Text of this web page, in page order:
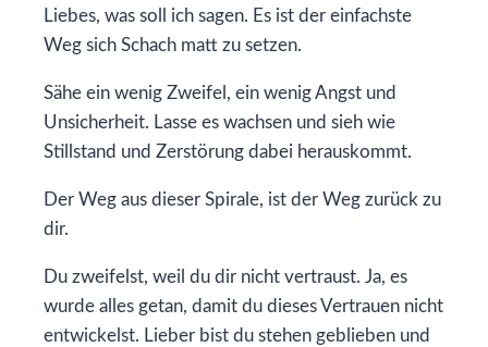
Liebes, was soll ich sagen. Es ist der einfachste
Weg sich Schach matt zu setzen.
Sähe ein wenig Zweifel, ein wenig Angst und
Unsicherheit. Lasse es wachsen und sieh wie
Stillstand und Zerstörung dabei herauskommt.
Der Weg aus dieser Spirale, ist der Weg zurück zu
dir.
Du zweifelst, weil du dir nicht vertraust. Ja, es
wurde alles getan, damit du dieses Vertrauen nicht
entwickelst. Lieber bist du stehen geblieben und